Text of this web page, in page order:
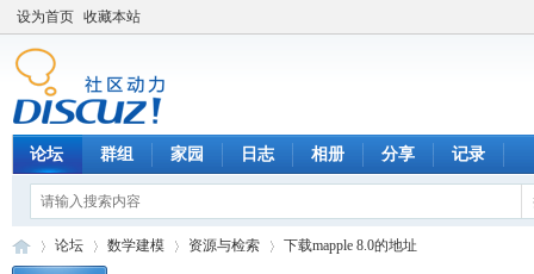
设为首页 收藏本站
论坛 群组 家园 日志 相册 分享 记录
论坛 数学建模 资源与检索 下载mapple 8.0的地址